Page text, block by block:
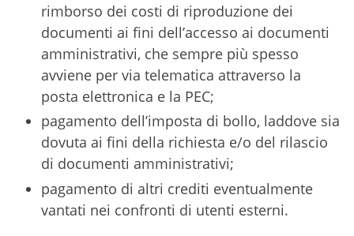
rimborso dei costi di riproduzione dei
documenti ai fini dell’accesso ai documenti
amministrativi, che sempre più spesso
avviene per via telematica attraverso la
posta elettronica e la PEC;
pagamento dell’imposta di bollo, laddove sia
dovuta ai fini della richiesta e/o del rilascio
di documenti amministrativi;
pagamento di altri crediti eventualmente
vantati nei confronti di utenti esterni.